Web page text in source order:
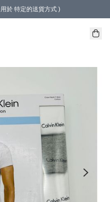
於 特定的送貨方式 )